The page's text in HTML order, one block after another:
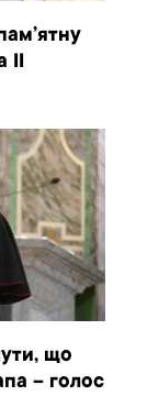
II
що
– голос